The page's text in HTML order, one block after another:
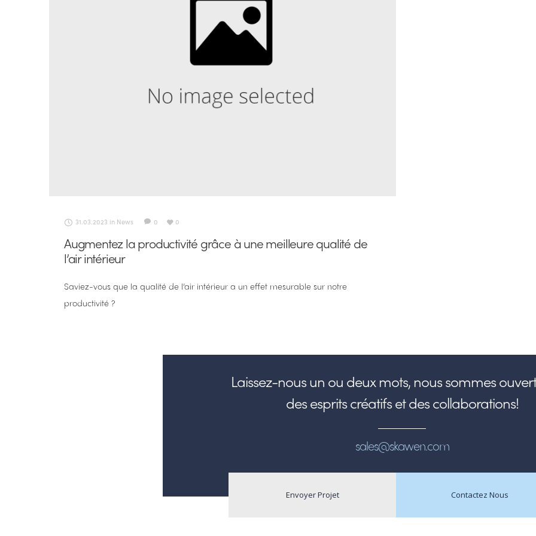
31.03.2023 in News 0 0
Augmentez la productivité grâce à une meilleure qualité de
l’air intérieur
Saviez-vous que la qualité de l’air intérieur a un effet mesurable sur notre
productivité ?
Laissez-nous un ou deux mots, nous sommes
des esprits créatifs et des collaborations!
sales@skawen.com
Envoyer Projet Contactez Nous